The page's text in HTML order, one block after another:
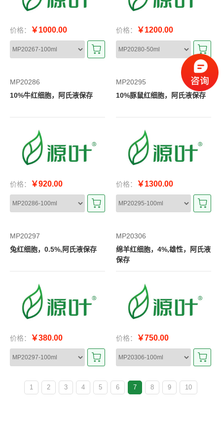
价格： ￥1000.00 价格： ￥1200.00
MP20286
10%牛红细胞，阿氏液保存
价格： ￥920.00
MP20295
10%豚鼠红细胞，阿氏液保存
价格： ￥1300.00
MP20297
兔红细胞，0.5%,阿氏液保存
价格： ￥380.00
MP20306
绵羊红细胞，4%,雄性，阿氏液
保存
价格： ￥750.00
1 2 3 4 5 6 7 8 9 10